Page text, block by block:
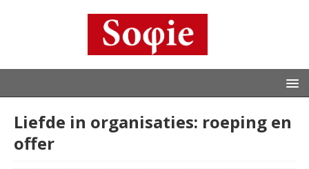
Liefde in organisaties: roeping en
offer